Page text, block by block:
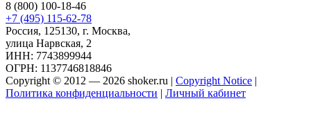
8 (800) 100-18-46
+7 (495) 115-62-78
Россия, 125130, г. Москва,
улица Нарвская, 2
ИНН: 7743899944
ОГРН: 1137746818846
Copyright © 2012 — 2026 shoker.ru | Copyright Notice |
Политика конфиденциальности | Личный кабинет